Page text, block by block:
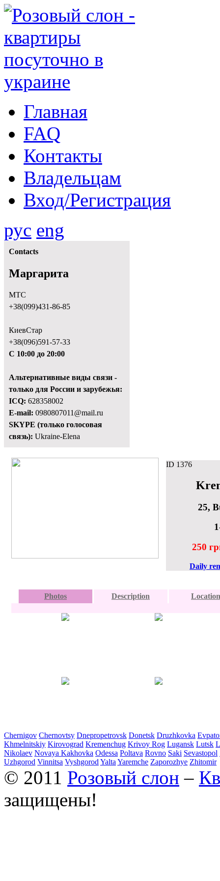
Главная
FAQ
Контакты
Владельцам
Вход/Регистрация
рус eng
Contacts
Маргарита
МТС
+38(099)431-86-85
КиевСтар
+38(096)591-57-33
С 10:00 до 20:00
Альтернативные виды связи -
только для России и зарубежья:
ICQ: 628358002
E-mail: 0980807011@mail.ru
SKYPE (только голосовая
связь): Ukraine-Elena
ID 1376
25,
250
Daily
Photos Description Location
Chernigov Chernovtsy Dnepropetrovsk Donetsk Druzhkovka
Khmelnitskiy Kirovograd Kremenchug Krivoy Rog Lugansk Lutsk
Nikolaev Novaya Kakhovka Odessa Poltava Rovno Saki Sevastopol
Uzhgorod Vinnitsa Vyshgorod Yalta Yaremche Zaporozhye Zhitomir
© 2011 Розовый слон –
защищены!